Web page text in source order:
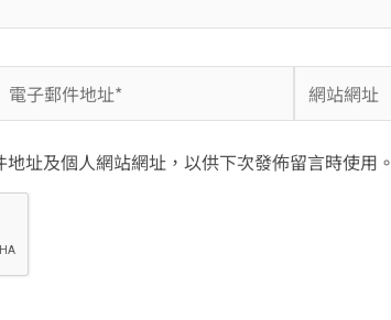
電
址
址及個人網站網址，以供下次發佈留言時使用。